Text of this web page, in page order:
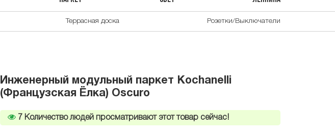
Террасная доска Розетки/Выключатели
Инженерный модульный паркет Kochanelli
(Французская Ёлка) Oscuro
7 Количество людей просматривают этот товар сейчас!